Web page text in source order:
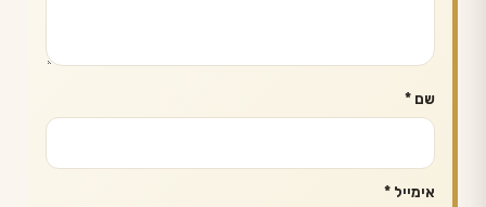
שם *
אימייל *